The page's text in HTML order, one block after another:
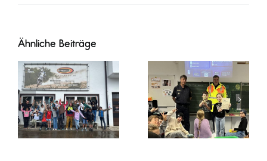
Ähnliche Beiträge
Erster Platz
für die Klasse
3/4 beim
Fahrradfahren
Die Klasse 4
beschäftigt
sich mit
unserem
Trinkwasser